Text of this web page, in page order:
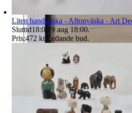
Liten handväska - Aftonväska - Art
Sluttid18:00 9 aug 18:00.
Pris:472 kr,Ledande bud.